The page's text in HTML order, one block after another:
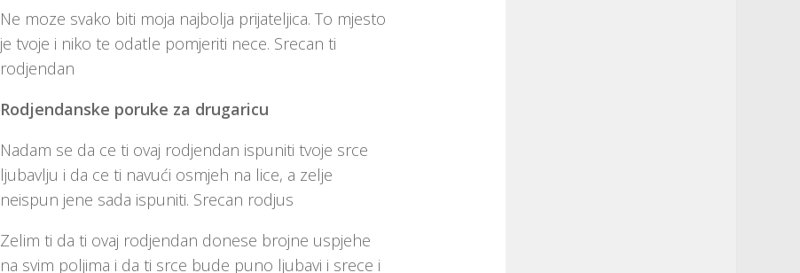
Ne moze svako biti moja najbolja prijateljica. To mjesto
je tvoje i niko te odatle pomjeriti nece. Srecan ti
rodjendan
Rodjendanske poruke za drugaricu
Nadam se da ce ti ovaj rodjendan ispuniti tvoje srce
ljubavlju i da ce ti navući osmjeh na lice, a zelje
neispun jene sada ispuniti. Srecan rodjus
Zelim ti da ti ovaj rodjendan donese brojne uspjehe
na svim poljima i da ti srce bude puno ljubavi i srece i